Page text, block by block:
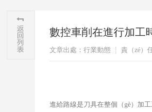
數控車削在進行加工
文章出處：行業動態 責（zé）
進給路線是刀具在整個（gè）加